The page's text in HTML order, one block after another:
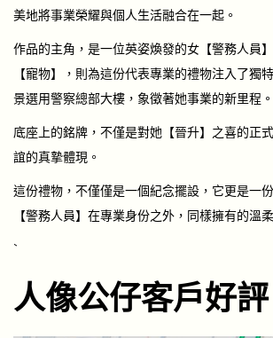
美地將事業榮耀與個人生活融合在一起。
作品的主角，是一位英姿煥發的女【警務人員
【寵物】，則為這份代表專業的禮物注入了獨
景選用警察總部大樓，象徵著她事業的新里程。
底座上的銘牌，不僅是對她【晉升】之喜的正
誼的真摯體現。
這份禮物，不僅僅是一個紀念擺設，它更是一
【警務人員】在專業身份之外，同樣擁有的溫
`
人像公仔客戶好評